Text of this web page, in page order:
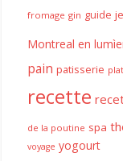
fromage gin guide
Montreal en
pain patisserie
recette
de la poutine spa
voyage yogourt